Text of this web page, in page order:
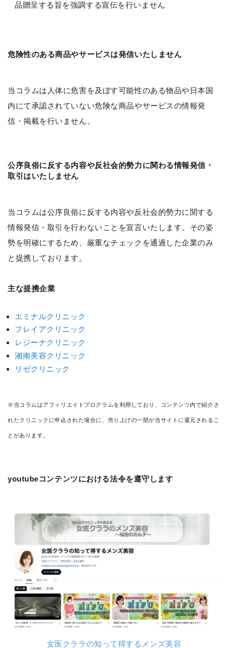
品贈呈する旨を強調する宣伝を行いません
危険性のある商品やサービスは発信いたしません
当コラムは人体に危害を及ぼす可能性のある物品や日本国
内にて承認されていない危険な商品やサービスの情報発
信・掲載を行いません。
公序良俗に反する内容や反社会的勢力に関わる情報発信・
取引はいたしません
当コラムは公序良俗に反する内容や反社会的勢力に関する
情報発信・取引を行わないことを宣言いたします。その姿
勢を明確にするため、厳重なチェックを通過した企業のみ
と提携しております。
主な提携企業
エミナルクリニック
フレイアクリニック
レジーナクリニック
湘南美容クリニック
リゼクリニック
※当コラムはアフィリエイトプログラムを利用しており、コンテンツ内で紹介さ
れたクリニックに申込された場合に、売り上げの一部が当サイトに還元されるこ
とがあります。
youtubeコンテンツにおける法令を遵守します
女医クララの知って得するメンズ美容